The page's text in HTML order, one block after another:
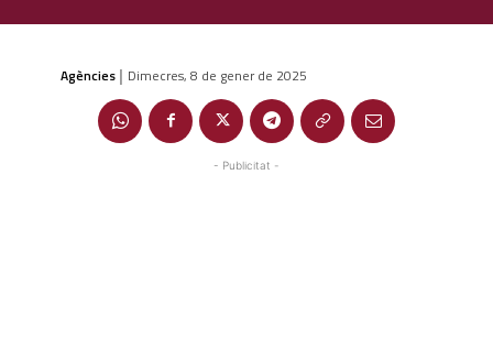
Agències | Dimecres, 8 de gener de 2025
- Publicitat -